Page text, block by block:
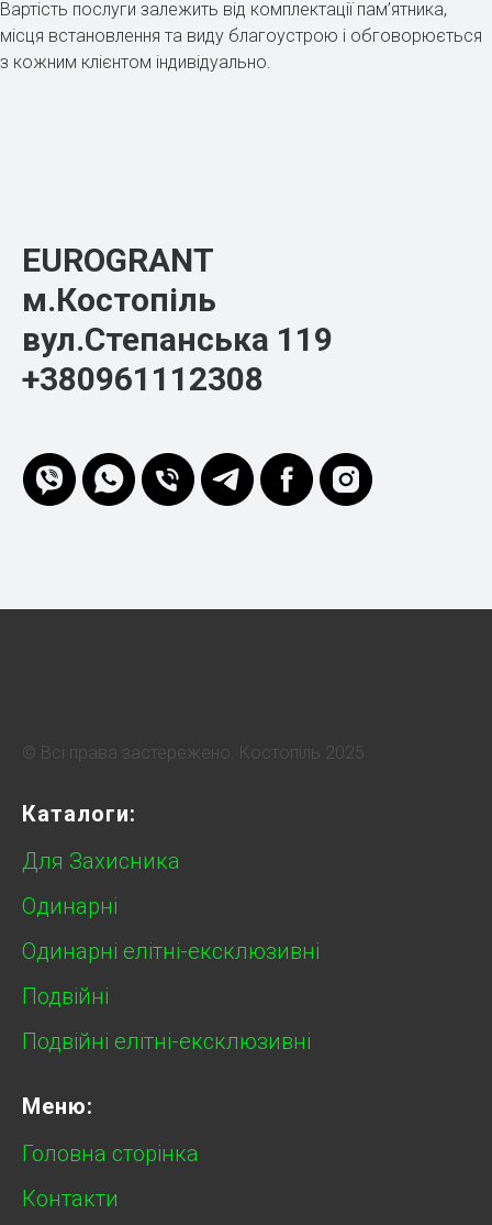
Вартість послуги залежить від комплектації пам’ятника,
місця встановлення та виду благоустрою і обговорюється
з кожним клієнтом індивідуально.
EUROGRANT
м.Костопіль
вул.Степанська 119
+380961112308
© Всі права застережено. Костопіль 2025
Каталоги:
Для Захисника
Одинарні
Одинарні елітні-ексклюзивні
Подвійні
Подвійні елітні-ексклюзивні
Меню:
Головна сторінка
Контакти